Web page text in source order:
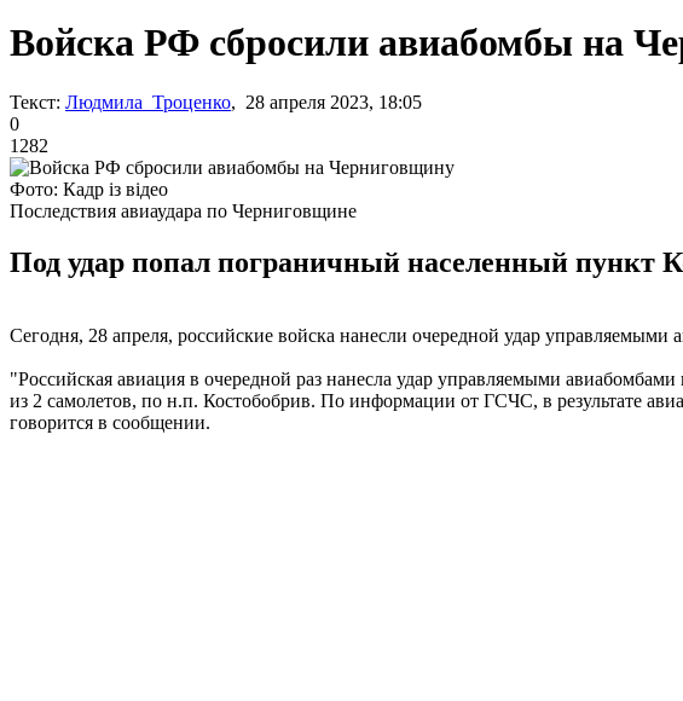
Войска РФ сбросили авиабомбы на
Текст: Людмила Троценко, 28 апреля 2023, 18:05
0
1282
Фото: Кадр із відео
Последствия авиаудара по Черниговщине
Под удар попал пограничный населенный пункт
Сегодня, 28 апреля, российские войска нанесли очередной удар
"Российская авиация в очередной раз нанесла удар управляемыми
из 2 самолетов, по н.п. Костобобрив. По информации от ГСЧС, в результате
говорится в сообщении.